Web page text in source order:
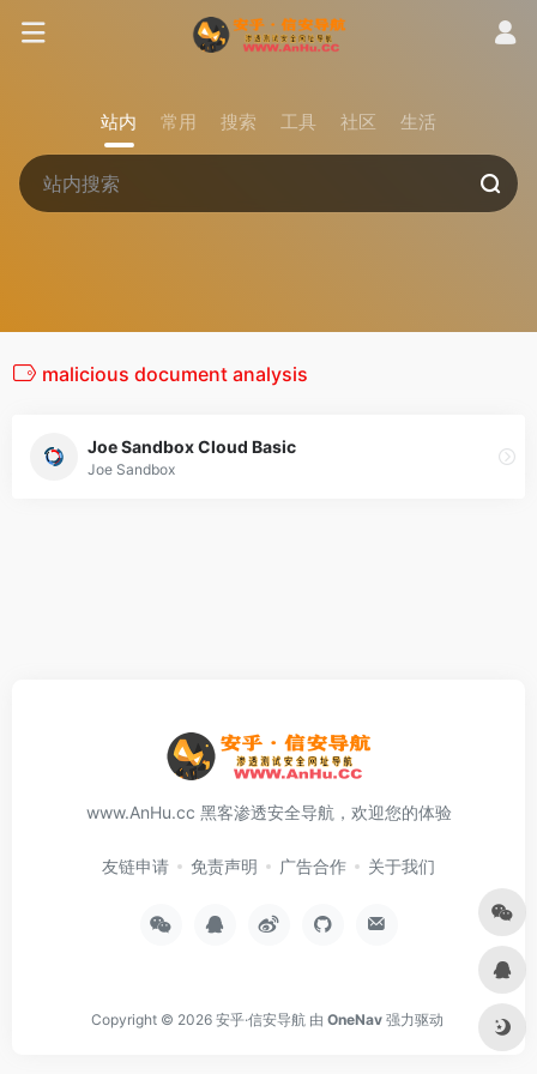
站内 常用 搜索 工具 社区 生活
malicious document analysis
Joe Sandbox Cloud Basic
Joe Sandbox
www.AnHu.cc 黑客渗透安全导航，欢迎您的体验
友链申请 免责声明 广告合作 关于我们
Copyright © 2026 安乎·信安导航由 OneNav 强力驱动